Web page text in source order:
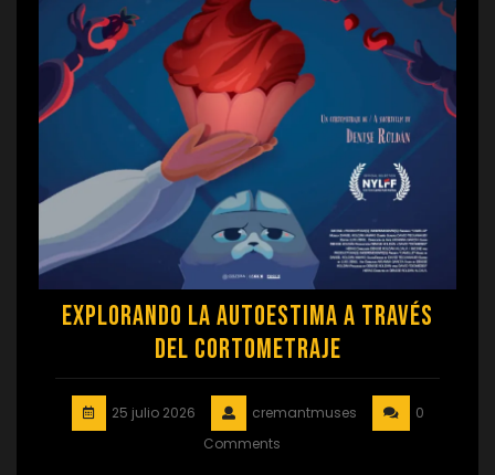
Explorando la Autoestima a Través
del Cortometraje
25 julio 2026 cremantmuses
0
Comments